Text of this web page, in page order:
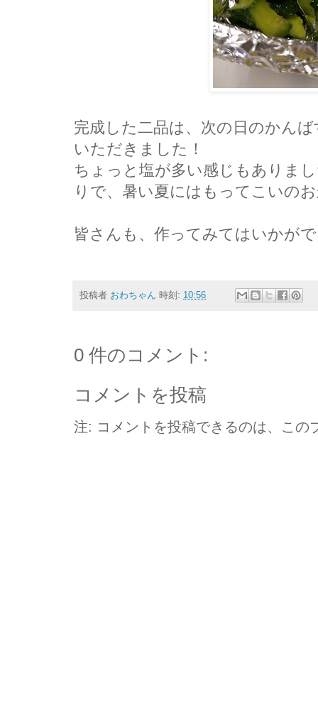
完成した二品は、次の日のかん
いただきました！
ちょっと塩が多い感じもありま
りで、暑い夏にはもってこいの
皆さんも、作ってみてはいかが
投稿者 おわちゃん 時刻: 10:56
0 件のコメント:
コメントを投稿
注: コメントを投稿できるのは、この